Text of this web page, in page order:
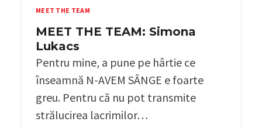
MEET THE TEAM
MEET THE TEAM: Simona
Lukacs
Pentru mine, a pune pe hârtie ce
înseamnă N-AVEM SÂNGE e foarte
greu. Pentru că nu pot transmite
strălucirea lacrimilor…